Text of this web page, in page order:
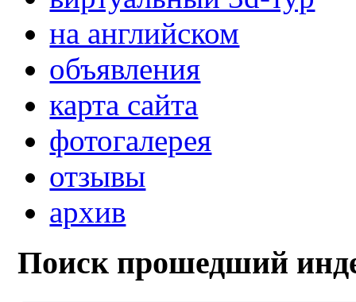
на английском
объявления
карта сайта
фотогалерея
отзывы
архив
Поиск прошедший